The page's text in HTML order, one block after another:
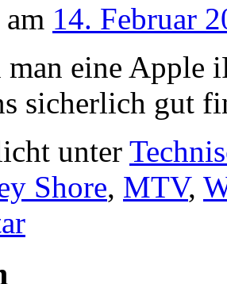
14. Februar
eine Apple
sicherlich gut
unter
Shore, MTV,